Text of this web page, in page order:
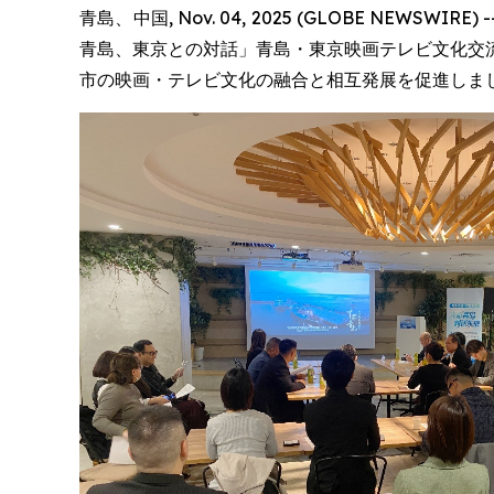
青島、中国, Nov. 04, 2025 (GLOBE NEWSWIRE)
青島、東京との対話」青島・東京映画テレビ文化
市の映画・テレビ文化の融合と相互発展を促進しま